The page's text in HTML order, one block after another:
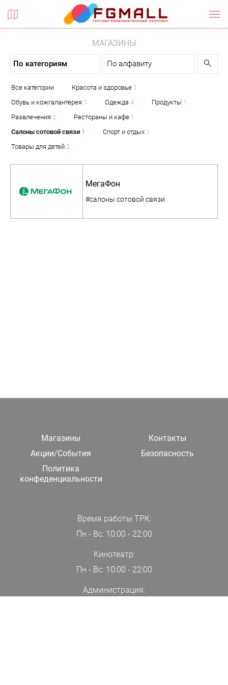
Планы этажей
МАГАЗИНЫ
По категориям По алфавиту
Все категории Красота и здоровье 1
Обувь и кожгалантерея 1 Одежда4 Продукты 1
Развлечения2 Рестораны и кафе 1
Салоны сотовой связи 1 Спорт и отдых 1
Товары для детей2
МегаФон
#салоны сотовой связи
Магазины
Контакты
Акции/События
Безопасность
Политика
конфеденциальности
Время работы ТРК:
Пн - Вс: 10:00 - 22:00
Кинотеатр:
Пн - Вс: 10:00 - 22:00
Администрация: